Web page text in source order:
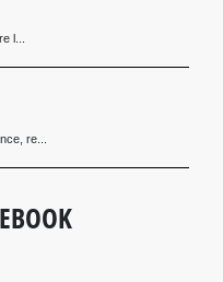
l...
re...